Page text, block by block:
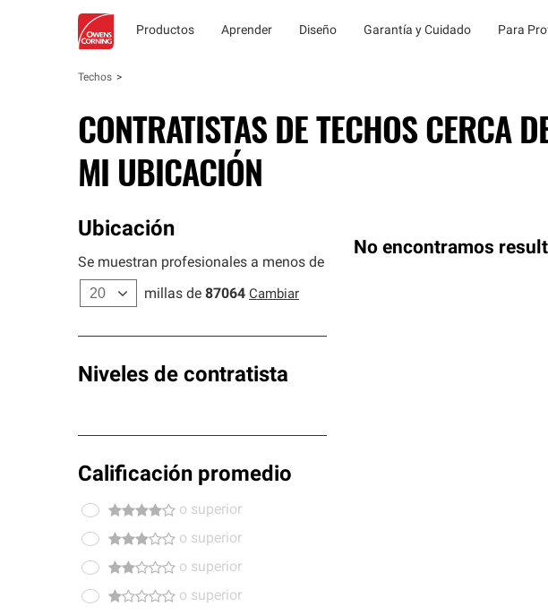
Productos Aprender Diseño Garantía y Cuidado Para
Techos
CONTRATISTAS DE TECHOS CERCA
MI UBICACIÓN
Ubicación
Se muestran profesionales a menos de
millas de 87064 Cambiar
Niveles de contratista
Calificación promedio
o superior
o superior
o superior
o superior
No encontramos